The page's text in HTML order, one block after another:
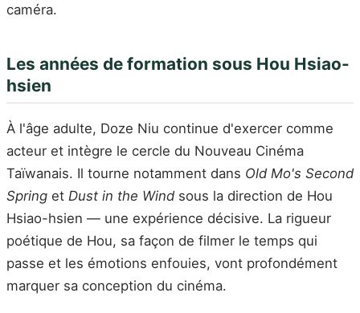
caméra.
Les années de formation sous Hou Hsiao-
hsien
À l'âge adulte, Doze Niu continue d'exercer comme
acteur et intègre le cercle du Nouveau Cinéma
Taïwanais. Il tourne notamment dans Old Mo's Second
Spring et Dust in the Wind sous la direction de Hou
Hsiao-hsien — une expérience décisive. La rigueur
poétique de Hou, sa façon de filmer le temps qui
passe et les émotions enfouies, vont profondément
marquer sa conception du cinéma.